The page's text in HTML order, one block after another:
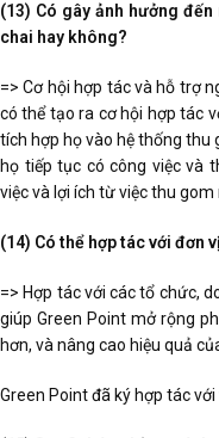
(13) Có gây ảnh hưởng
chai hay không?
=> Cơ hội hợp tác và hỗ trợ
có thể tạo ra cơ hội hợp tác
tích hợp họ vào hệ thống thu
họ tiếp tục có công việc và
việc và lợi ích từ việc thu gom
(14) Có thể hợp tác với đơn
=> Hợp tác với các tổ chức,
giúp Green Point mở rộng
hơn, và nâng cao hiệu quả
Green Point đã ký hợp tác